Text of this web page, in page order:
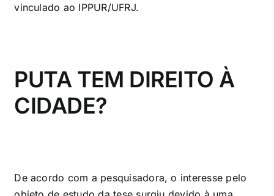
vinculado ao IPPUR/UFRJ.
PUTA TEM DIREITO À
CIDADE?
De acordo com a pesquisadora, o interesse pelo